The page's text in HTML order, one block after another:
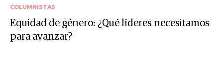
COLUMNISTAS
Equidad de género: ¿Qué líderes necesitamos
para avanzar?